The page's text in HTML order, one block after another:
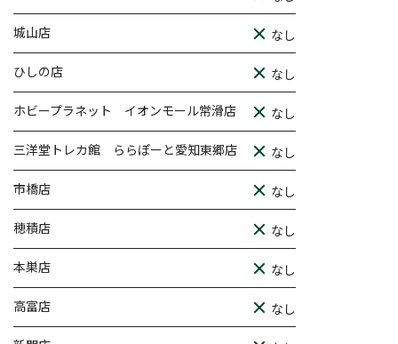
城山店 なし
ひしの店 なし
ホビープラネット イオンモール常滑店 なし
三洋堂トレカ館 ららぽーと愛知東郷店 なし
市橋店 なし
穂積店 なし
本巣店 なし
高富店 なし